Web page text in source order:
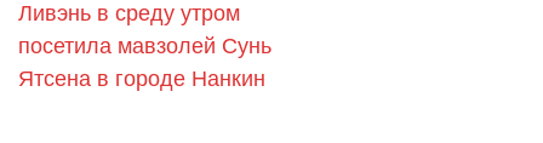
Ливэнь в среду утром
посетила мавзолей Сунь
Ятсена в городе Нанкин